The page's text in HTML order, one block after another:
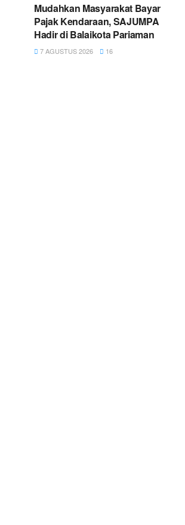
Mudahkan Masyarakat Bayar
Pajak Kendaraan, SAJUMPA
Hadir di Balaikota Pariaman
7 AGUSTUS 2026 16